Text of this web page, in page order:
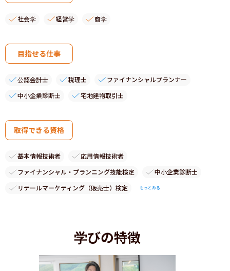
社会学 経営学 商学
目指せる仕事
公認会計士 税理士
ファイナンシャルプランナー
中小企業診断士
宅地建物取引士
取得できる資格
基本情報技術者
応用情報技術者
ファイナンシャル・プランニング技能検定
中小企業診断士
リテールマーケティング（販売士）検定
もっとみる
学びの特徴